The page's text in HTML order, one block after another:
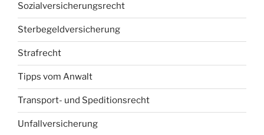
Sozialversicherungsrecht
Sterbegeldversicherung
Strafrecht
Tipps vom Anwalt
Transport- und Speditionsrecht
Unfallversicherung